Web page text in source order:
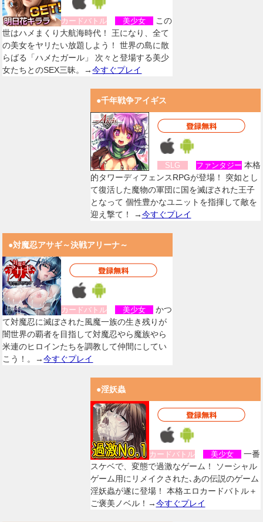
カードバトル 美少女
この
世はハメまくり大航海時代！ 王になり、全て
の美女をヤリたい放題しよう！ 世界の島に散
らばる「ハメたガール」 次々と登場する美少
女たちとのSEX三昧。→今すぐプレイ
●千年戦争アイギス
SLG ファンタジー 本格
的タワーディフェンスRPGが登場！ 突如とし
て復活した魔物の軍団に国を滅ぼされた王子
となって 個性豊かなユニットを指揮して敵を
迎え撃て！ →今すぐプレイ
●対魔忍アサギ～決戦アリーナ～
カードバトル 美少女
かつ
て対魔忍に滅ぼされた風魔一族の生き残りが
闇世界の覇者を目指して対魔忍やら魔族やら
米連のヒロインたちを調教して仲間にしてい
こう！。→今すぐプレイ
●淫妖蟲
カードバトル 美少女
一番
スケベで、変態で過激なゲーム！ ソーシャル
ゲーム用にリメイクされた､あの伝説のゲーム
淫妖蟲が遂に登場！ 本格エロカードバトル＋
ご褒美ノベル！→今すぐプレイ